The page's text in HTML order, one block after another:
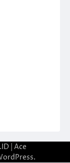
| Ace
.